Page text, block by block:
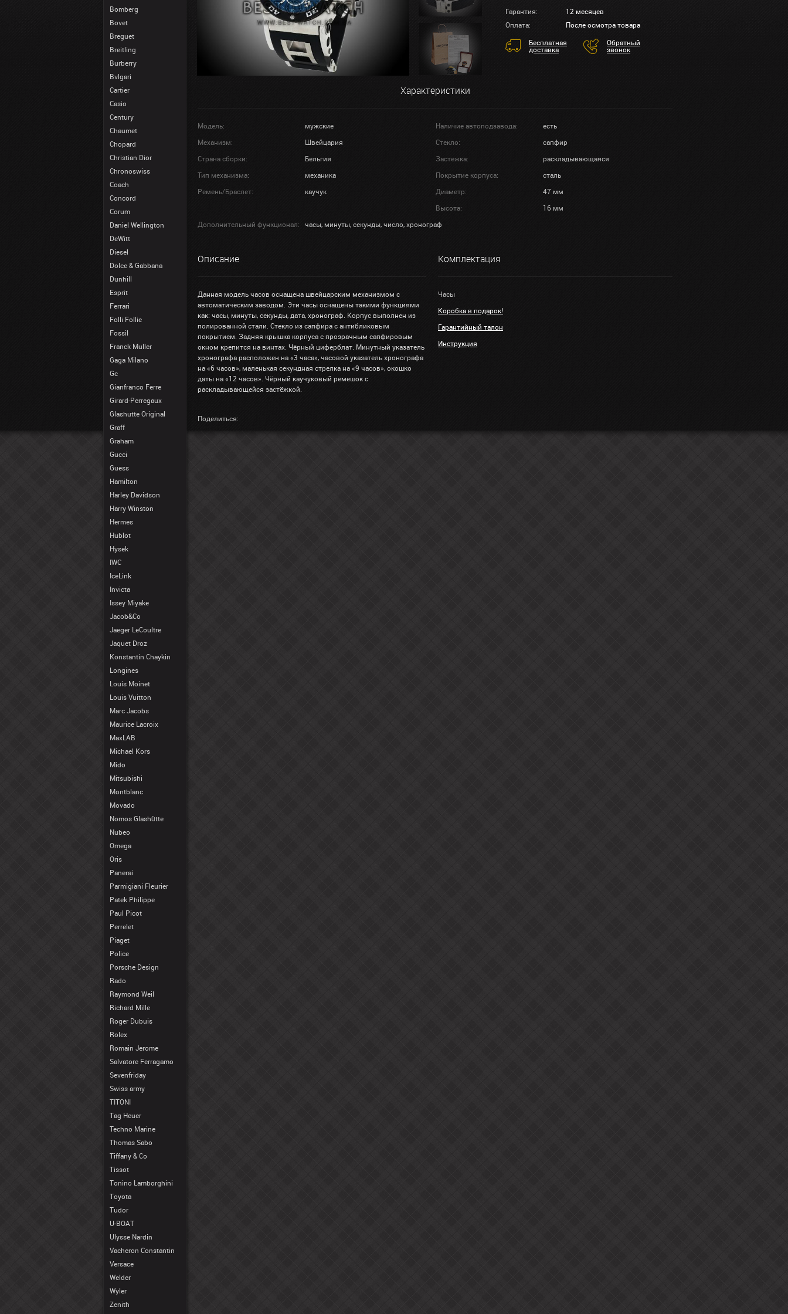
Bomberg
Bovet
Breguet
Breitling
Burberry
Bvlgari
Cartier
Casio
Century
Chaumet
Chopard
Christian Dior
Chronoswiss
Coach
Concord
Corum
Daniel Wellington
DeWitt
Diesel
Dolce & Gabbana
Dunhill
Esprit
Ferrari
Folli Follie
Fossil
Franck Muller
Gaga Milano
Gc
Gianfranco Ferre
Girard-Perregaux
Glashutte Original
Graff
Graham
Gucci
Guess
Hamilton
Harley Davidson
Harry Winston
Hermes
Hublot
Hysek
IWC
IceLink
Invicta
Issey Miyake
Jacob&Co
Jaeger LeCoultre
Jaquet Droz
Konstantin Chaykin
Longines
Louis Moinet
Louis Vuitton
Marc Jacobs
Maurice Lacroix
MaxLAB
Michael Kors
Mido
Mitsubishi
Montblanc
Movado
Nomos Glashütte
Nubeo
Omega
Oris
Panerai
Parmigiani Fleurier
Patek Philippe
Paul Picot
Perrelet
Piaget
Police
Porsche Design
Rado
Raymond Weil
Richard Mille
Roger Dubuis
Rolex
Romain Jerome
Salvatore Ferragamo
Sevenfriday
Swiss army
TITONI
Tag Heuer
Techno Marine
Thomas Sabo
Tiffany & Co
Tissot
Tonino Lamborghini
Toyota
Tudor
U-BOAT
Ulysse Nardin
Vacheron Constantin
Versace
Welder
Wyler
Zenith
Гарантия:
12 месяцев
Оплата:
После осмотра товара
Бесплатная
доставка
Обратный
звонок
Характеристики
Модель: мужские Наличие автоподзавода:
есть
Механизм:
Швейцария Стекло:
сапфир
Страна сборки:
Бельгия Застежка:
раскладывающаяся
Тип механизма:
механика Покрытие корпуса:
сталь
Ремень/Браслет:
каучук Диаметр:
47 мм
Высота:
16 мм
Дополнительный функционал:
часы, минуты, секунды, число, хронограф
Описание
Данная модель часов оснащена швейцарским механизмом с
автоматическим заводом. Эти часы оснащены такими функциями
как: часы, минуты, секунды, дата, хронограф. Корпус выполнен из
полированной стали. Стекло из сапфира с антибликовым
покрытием. Задняя крышка корпуса с прозрачным сапфировым
окном крепится на винтах. Чёрный циферблат. Минутный указатель
хронографа расположен на «3 часа», часовой указатель хронографа
на «6 часов», маленькая секундная стрелка на «9 часов», окошко
даты на «12 часов». Чёрный каучуковый ремешок с
раскладывающейся застёжкой.
Комплектация
Часы
Коробка в подарок!
Гарантийный талон
Инструкция
Поделиться: